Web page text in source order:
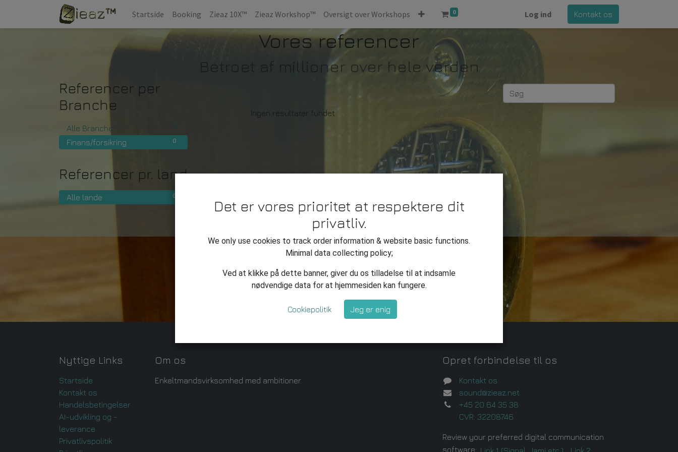
Startside Booking Zieaz 10X™ Zieaz Workshop™ Oversigt over Workshops 0 Log ind Kontakt os
Vores referencer
Betroet af millioner over hele verden
Referencer per
Branche
0
Alle Brancher
0
Finans/forsikring
Referencer pr. land
0
Alle lande
Ingen resultater fundet
Nyttige Links
Startside
Kontakt os
Handelsbetingelser
AI-udvikling og -
leverance
Privatlivspolitik
Om os
Enkeltmandsvirksomhed med ambitioner.
Opret forbindelse til os
Kontakt os
sound@zieaz.net
+45 20 64 35 38
CVR: 32208746
Review your preferred digital communication
software:
Det er vores prioritet at respektere dit
privatliv.
We only use cookies to track order information & website basic functions.
Minimal data collecting policy;
Ved at klikke på dette banner, giver du os tilladelse til at indsamle
nødvendige data for at hjemmesiden kan fungere.
Cookiepolitik Jeg er enig